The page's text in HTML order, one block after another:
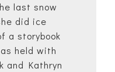
last snow
did ice
a storybook
held with
and Kathryn